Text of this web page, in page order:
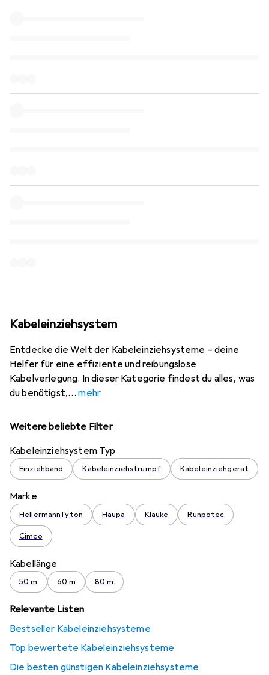
Kabeleinziehsystem
Entdecke die Welt der Kabeleinziehsysteme – deine
Helfer für eine effiziente und reibungslose
Kabelverlegung. In dieser Kategorie findest du alles, was
du benötigst,
mehr
Weitere beliebte Filter
Kabeleinziehsystem Typ
Einziehband Kabeleinziehstrumpf Kabeleinziehgerät
Marke
HellermannTyton Haupa Klauke Runpotec
Cimco
Kabellänge
50 m 60 m 80 m
Relevante Listen
Bestseller Kabeleinziehsysteme
Top bewertete Kabeleinziehsysteme
Die besten günstigen Kabeleinziehsysteme